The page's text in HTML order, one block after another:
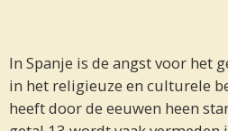
In Spanje is de angst voor het
in het religieuze en culturele
heeft door de eeuwen heen